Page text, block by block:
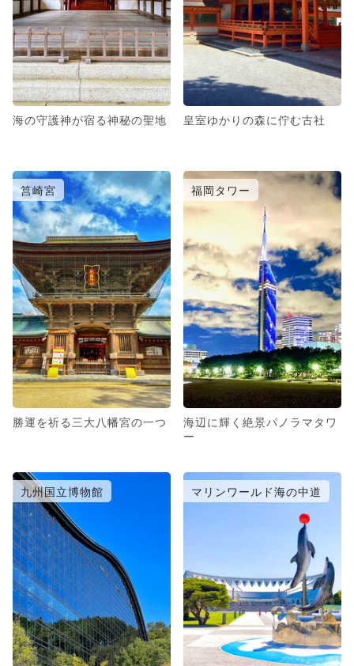
海の守護神が宿る神秘の聖地 皇室ゆかりの森に佇む古社
筥崎宮
勝運を祈る三大八幡宮の一つ
福岡タワー
海辺に輝く絶景パノラマタワ
ー
九州国立博物館 マリンワールド海の中道